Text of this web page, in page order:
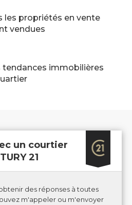
les propriétés en vente
vendues
tendances immobilières
un courtier
21
des réponses à toutes
m'appeler ou m'envoyer